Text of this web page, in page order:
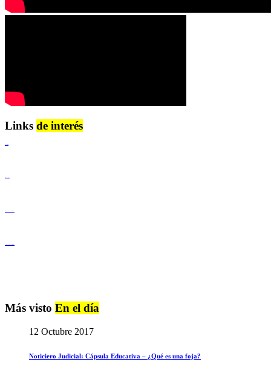
Links de interés
Más visto En el día
12 Octubre 2017
Noticiero Judicial: Cápsula Educativa – ¿Qué es una foja?